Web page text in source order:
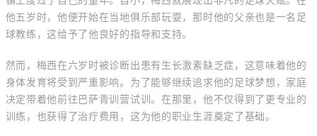
他五岁时，他便开始在当地俱乐部玩耍，那时他的父亲也是一名足
球教练，这给予了他良好的指导和支持。
然而，梅西在六岁时被诊断出患有生长激素缺乏症，这意味着他的
身体发育将受到严重影响。为了能够继续追求他的足球梦想，家庭
决定带着他前往巴萨青训营试训。在那里，他不仅得到了更专业的
训练，也获得了治疗费用，这为他的职业生涯奠定了基础。